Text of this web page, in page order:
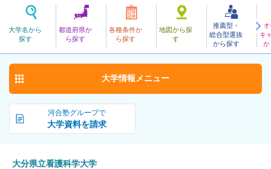
大学名から
探す
都道府県か
ら探す
各種条件か
ら探す
地図から探
す
推薦型・
総合型選抜
から探す
キ
か
公立
おおいたけんりつかんごかがく
大分県立看護科学大学 お気に入り
河合塾グループで
大学資料を請求
大学情報 メニュー
大分県立看護科学大学